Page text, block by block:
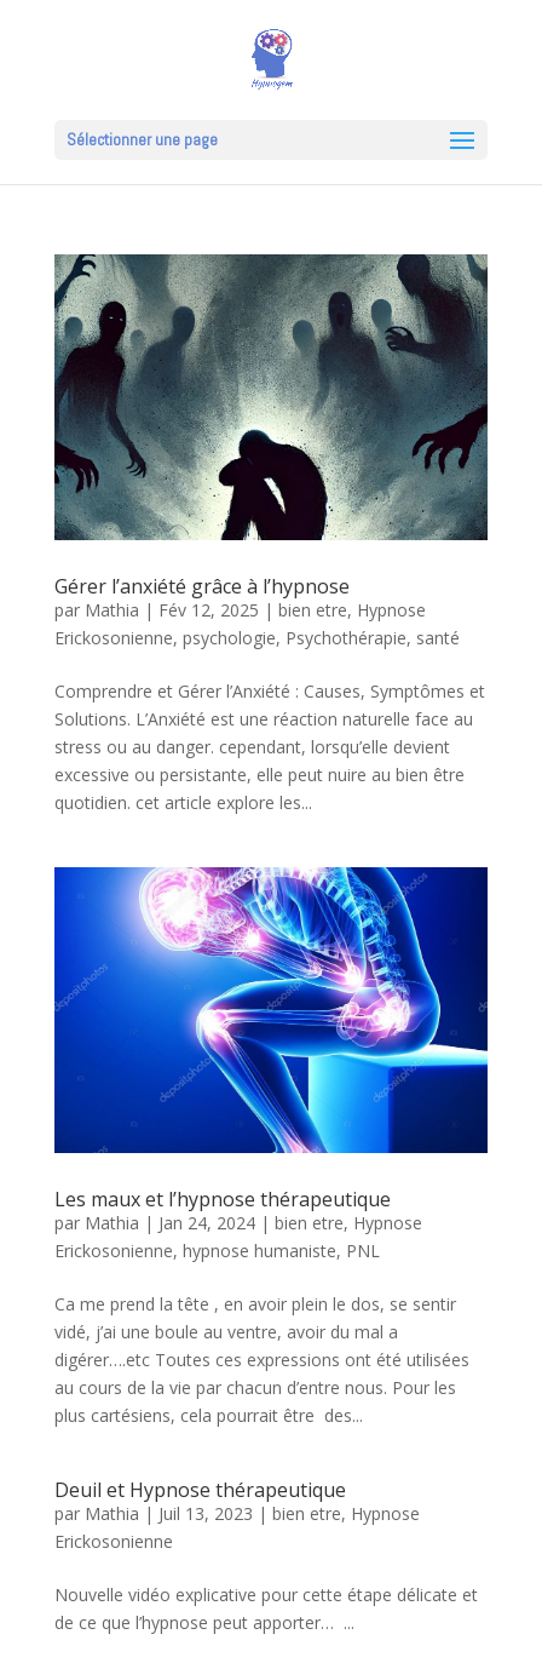
Sélectionner une page
Gérer l’anxiété grâce à l’hypnose
par Mathia | Fév 12, 2025 | bien etre, Hypnose
Erickosonienne, psychologie, Psychothérapie, santé
Comprendre et Gérer l’Anxiété : Causes, Symptômes et
Solutions. L’Anxiété est une réaction naturelle face au
stress ou au danger. cependant, lorsqu’elle devient
excessive ou persistante, elle peut nuire au bien être
quotidien. cet article explore les...
Les maux et l’hypnose thérapeutique
par Mathia | Jan 24, 2024| bien etre, Hypnose
Erickosonienne, hypnose humaniste, PNL
Ca me prend la tête , en avoir plein le dos, se sentir
vidé, j’ai une boule au ventre, avoir du mal a
digérer….etc Toutes ces expressions ont été utilisées
au cours de la vie par chacun d’entre nous. Pour les
plus cartésiens, cela pourrait être des...
Deuil et Hypnose thérapeutique
par Mathia | Juil 13, 2023 | bien etre, Hypnose
Erickosonienne
Nouvelle vidéo explicative pour cette étape délicate et
de ce que l’hypnose peut apporter… ...